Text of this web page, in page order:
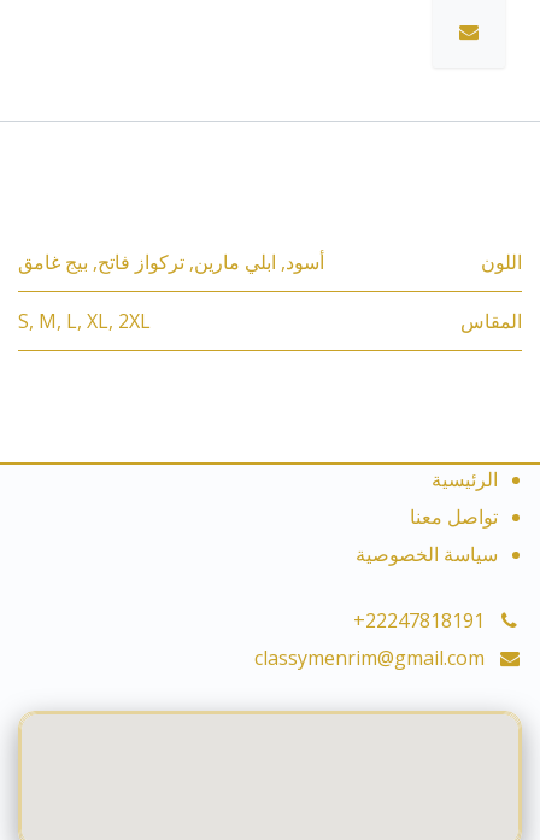
اللون أسود, ابلي مارين, تركواز فاتح, بيج غامق
المقاس S, M, L, XL, 2XL
الرئيسية
تواصل معنا
سياسة الخصوصية
+22247818191
classymenrim@gmail.com